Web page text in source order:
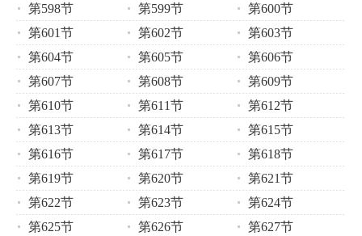
第598节
第599节
第600节
第601节
第602节
第603节
第604节
第605节
第606节
第607节
第608节
第609节
第610节
第611节
第612节
第613节
第614节
第615节
第616节
第617节
第618节
第619节
第620节
第621节
第622节
第623节
第624节
第625节
第626节 第627节